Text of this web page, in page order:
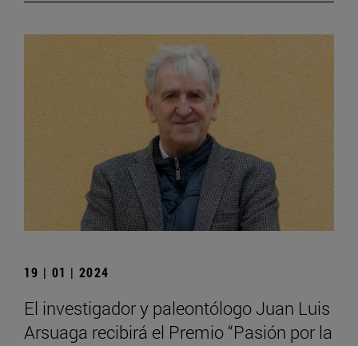
19 | 01 | 2024
El investigador y paleontólogo Juan Luis
Arsuaga recibirá el Premio “Pasión por la